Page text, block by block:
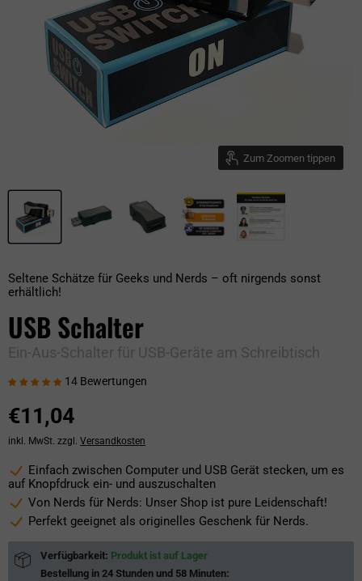
Zum Zoomen tippen
Seltene Schätze für Geeks und Nerds – oft nirgends sonst
erhältlich!
USB Schalter
Ein-Aus-Schalter für USB-Geräte am Schreibtisch
14 Bewertungen
€11,04
inkl. MwSt. zzgl. Versandkosten
Einfach zwischen Computer und USB Gerät stecken, um es
auf Knopfdruck ein- und auszuschalten
Von Nerds für Nerds: Unser Shop ist pure Leidenschaft!
Perfekt geeignet als originelles Geschenk für Nerds.
Verfügbarkeit: Produkt ist auf Lager
Bestellung in 24 Stunden und 58 Minuten: